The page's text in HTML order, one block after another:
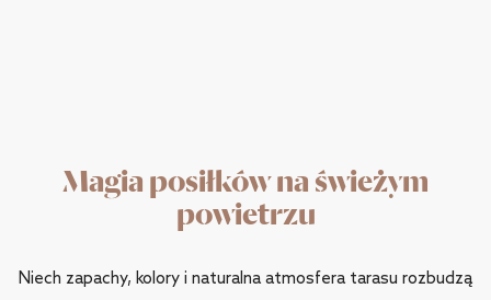
Magia posiłków na świeżym
powietrzu
Niech zapachy, kolory i naturalna atmosfera tarasu rozbudzą